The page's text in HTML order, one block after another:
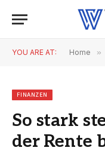
YOU ARE AT: Home »
FINANZEN
So stark
der Rente